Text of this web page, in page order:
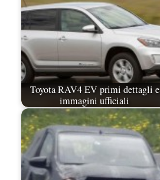
Toyota RAV4 EV primi dettagli e
immagini ufficiali